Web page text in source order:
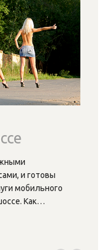
и готовы
мобильного
Как…